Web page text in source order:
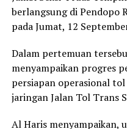
berlangsung di Pendopo
pada Jumat, 12
Dalam pertemuan
menyampaikan progres
persiapan operasional
jaringan Jalan Tol Trans
Al Haris menyampaikan,